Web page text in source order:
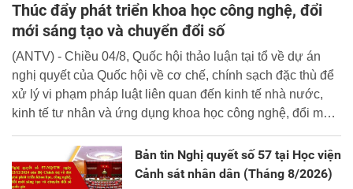
Thúc đẩy phát triển khoa học công nghệ, đổi
mới sáng tạo và chuyển đổi số
(ANTV) - Chiều 04/8, Quốc hội thảo luận tại tổ về dự án
nghị quyết của Quốc hội về cơ chế, chính sạch đặc thù để
xử lý vi phạm pháp luật liên quan đến kinh tế nhà nước,
kinh tế tư nhân và ứng dụng khoa học công nghệ, đổi mới
Bản tin Nghị quyết số 57 tại Học viện
Cảnh sát nhân dân (Tháng 8/2026)